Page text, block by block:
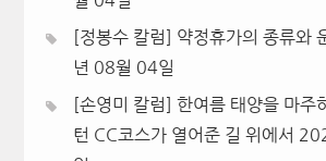
[정봉수 칼럼] 약정휴가의 종류와
년 08월 04일
[손영미 칼럼] 한여름 태양을 마주
턴 CC코스가 열어준 길 위에서